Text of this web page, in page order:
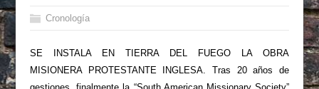
Cronología
SE INSTALA EN TIERRA DEL FUEGO LA OBRA
MISIONERA PROTESTANTE INGLESA. Tras 20 años de